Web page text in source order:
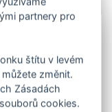
partnery pro
štítu v levém
změnit.
Zásadách
cookies.